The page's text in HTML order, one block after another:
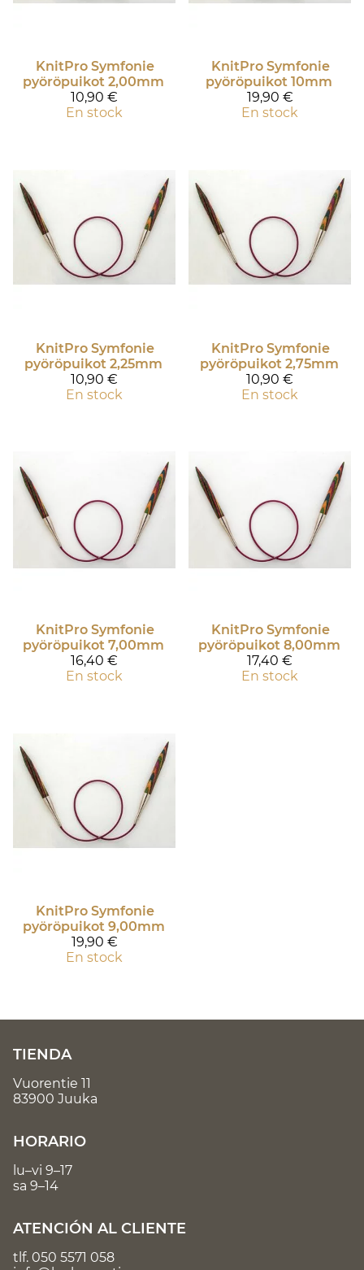
KnitPro Symfonie
pyöröpuikot 2,00mm
10,90 €
En stock
KnitPro Symfonie
pyöröpuikot 10mm
19,90 €
En stock
KnitPro Symfonie
pyöröpuikot 2,25mm
10,90 €
En stock
KnitPro Symfonie
pyöröpuikot 2,75mm
10,90 €
En stock
KnitPro Symfonie
pyöröpuikot 7,00mm
16,40 €
En stock
KnitPro Symfonie
pyöröpuikot 8,00mm
17,40 €
En stock
KnitPro Symfonie
pyöröpuikot 9,00mm
19,90 €
En stock
TIENDA
Vuorentie 11
83900 Juuka
HORARIO
lu–vi 9–17
sa 9–14
ATENCIÓN AL CLIENTE
tlf. 050 5571 058